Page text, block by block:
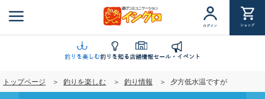
ン
ログイン ショップ
釣りを楽しむ釣りを知る店舗情報セール・イベント
トップページ 釣りを楽しむ 釣り情報 夕方低水温ですが